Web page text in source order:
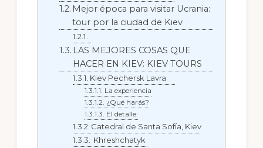
Mejor época para visitar Ucrania:
tour por la ciudad de Kiev
LAS MEJORES COSAS QUE
HACER EN KIEV: KIEV TOURS
Kiev Pechersk Lavra
La experiencia
¿Qué harás?
El detalle:
Catedral de Santa Sofía, Kiev
Khreshchatyk